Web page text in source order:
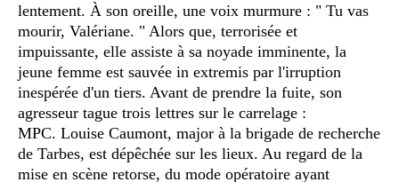
lentement. À son oreille, une voix murmure : " Tu vas
mourir, Valériane. " Alors que, terrorisée et
impuissante, elle assiste à sa noyade imminente, la
jeune femme est sauvée in extremis par l'irruption
inespérée d'un tiers. Avant de prendre la fuite, son
agresseur tague trois lettres sur le carrelage :
MPC. Louise Caumont, major à la brigade de recherche
de Tarbes, est dépêchée sur les lieux. Au regard de la
mise en scène retorse, du mode opératoire ayant